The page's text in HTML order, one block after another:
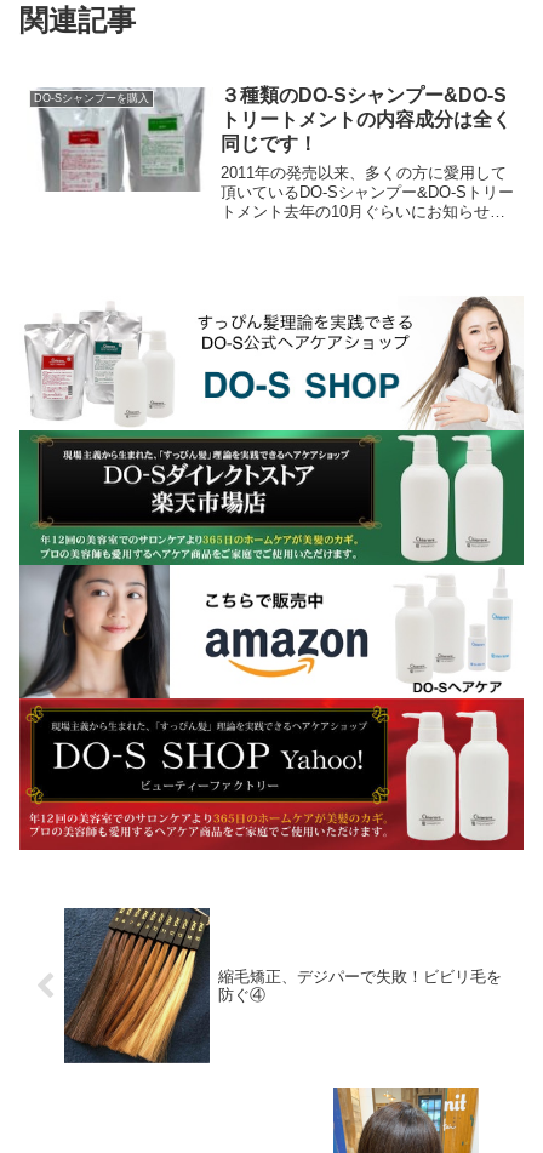
関連記事
DO-Sシャンプーを購入
３種類のDO-Sシャンプー&DO-S
トリートメントの内容成分は全く
同じです！
2011年の発売以来、多くの方に愛用して
頂いているDO-Sシャンプー&DO-Sトリー
トメント去年の10月ぐらいにお知らせし
縮毛矯正、デジパーで失敗！ビビリ毛を
防ぐ④